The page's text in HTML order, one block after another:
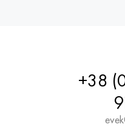
+38
A40G, 44smn28, 1.0762,